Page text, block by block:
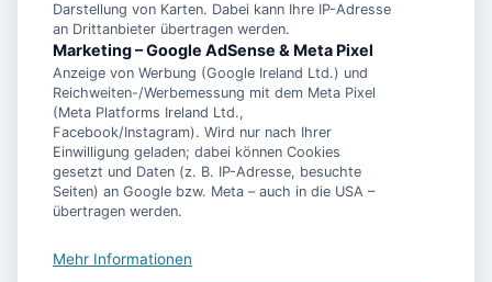
Darstellung von Karten. Dabei kann Ihre IP-Adresse
an Drittanbieter übertragen werden.
Marketing – Google AdSense & Meta Pixel
Anzeige von Werbung (Google Ireland Ltd.) und
Reichweiten-/Werbemessung mit dem Meta Pixel
(Meta Platforms Ireland Ltd.,
Facebook/Instagram). Wird nur nach Ihrer
Einwilligung geladen; dabei können Cookies
gesetzt und Daten (z. B. IP-Adresse, besuchte
Seiten) an Google bzw. Meta – auch in die USA –
übertragen werden.
Mehr Informationen